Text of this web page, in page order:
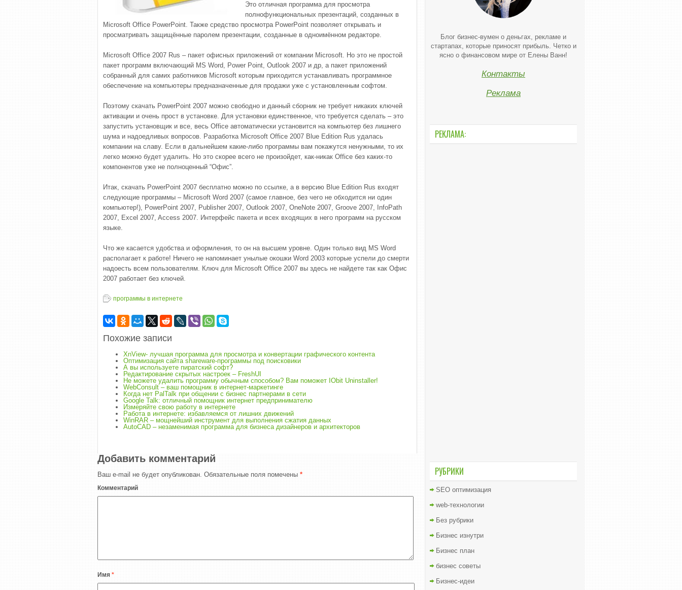
Это отличная программа для просмотра
полнофункциональных презентаций, созданных в
Microsoft Office PowerPoint. Также средство просмотра PowerPoint позволяет открывать и
просматривать защищённые паролем презентации, созданные в одноимённом редакторе.
Microsoft Office 2007 Rus – пакет офисных приложений от компании Microsoft. Но это не простой
пакет программ включающий MS Word, Power Point, Outlook 2007 и др, а пакет приложений
собранный для самих работников Microsoft которым приходится устанавливать программное
обеспечение на компьютеры предназначенные для продажи уже с установленным софтом.
Поэтому скачать PowerPoint 2007 можно свободно и данный сборник не требует никаких ключей
активации и очень прост в установке. Для установки единственное, что требуется сделать – это
запустить установщик и все, весь Office автоматически установится на компьютер без лишнего
шума и надоедливых вопросов. Разработка Microsoft Office 2007 Blue Edition Rus удалась
компании на славу. Если в дальнейшем какие-либо программы вам покажутся ненужными, то их
легко можно будет удалить. Но это скорее всего не произойдет, как-никак Office без каких-то
компонентов уже не полноценный “Офис”.
Итак, скачать PowerPoint 2007 бесплатно можно по ссылке, а в версию Blue Edition Rus входят
следующие программы – Microsoft Word 2007 (самое главное, без чего не обходится ни один
компьютер!), PowerPoint 2007, Publisher 2007, Outlook 2007, OneNote 2007, Groove 2007, InfoPath
2007, Excel 2007, Access 2007. Интерфейс пакета и всех входящих в него программ на русском
языке.
Что же касается удобства и оформления, то он на высшем уровне. Один только вид MS Word
располагает к работе! Ничего не напоминает унылые окошки Word 2003 которые успели до смерти
надоесть всем пользователям. Ключ для Microsoft Office 2007 вы здесь не найдете так как Офис
2007 работает без ключей.
программы в интернете
Похожие записи
XnView- лучшая программа для просмотра и конвертации графического контента
Оптимизация сайта shareware-программы под поисковики
А вы используете пиратский софт?
Редактирование скрытых настроек – FreshUI
Не можете удалить программу обычным способом? Вам поможет IObit Uninstaller!
WebConsult – ваш помощник в интернет-маркетинге
Когда нет PalTalk при общении с бизнес партнерами в сети
Google Talk: отличный помощник интернет предпринимателю
Измеряйте свою работу в интернете
Работа в интернете: избавляемся от лишних движений
WinRAR – мощнейший инструмент для выполнения сжатия данных
AutoCAD – незаменимая программа для бизнеса дизайнеров и архитекторов
Добавить комментарий
Ваш e-mail не будет опубликован. Обязательные поля помечены *
Комментарий
Имя *
Блог бизнес-вумен о деньгах, рекламе и
стартапах, которые приносят прибыль. Четко и
ясно о финансовом мире от Елены Ванн!
Контакты
Реклама
РЕКЛАМА:
РУБРИКИ
SEO оптимизация
web-технологии
Без рубрики
Бизнес изнутри
Бизнес план
бизнес советы
Бизнес-идеи